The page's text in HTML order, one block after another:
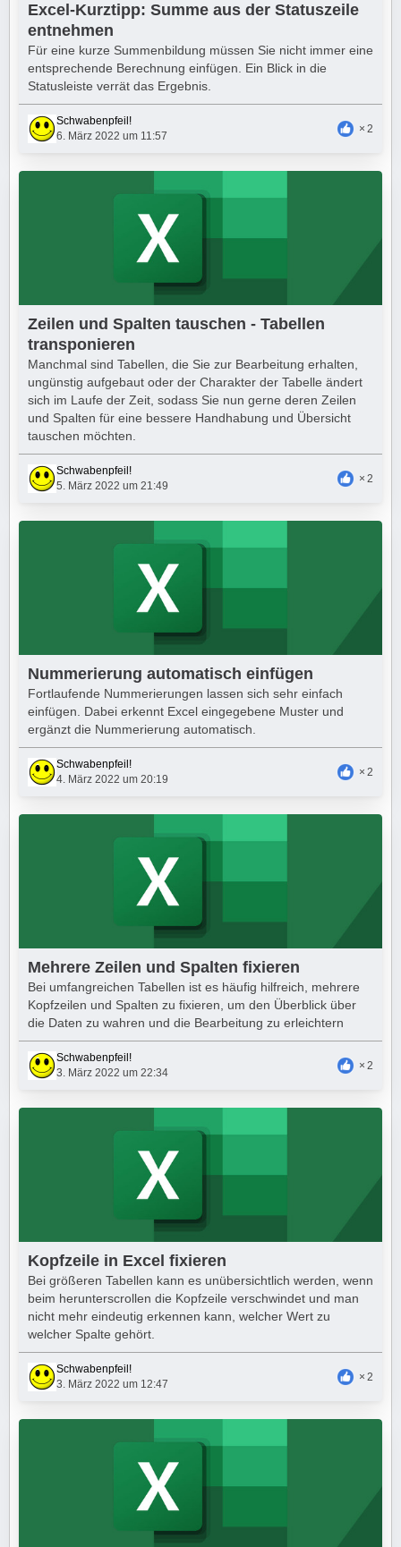
Excel-Kurztipp: Summe aus der Statuszeile
entnehmen
Für eine kurze Summenbildung müssen Sie nicht immer eine
entsprechende Berechnung einfügen. Ein Blick in die
Statusleiste verrät das Ergebnis.
Schwabenpfeil!
6. März 2022 um 11:57
2
Zeilen und Spalten tauschen - Tabellen
transponieren
Manchmal sind Tabellen, die Sie zur Bearbeitung erhalten,
ungünstig aufgebaut oder der Charakter der Tabelle ändert
sich im Laufe der Zeit, sodass Sie nun gerne deren Zeilen
und Spalten für eine bessere Handhabung und Übersicht
tauschen möchten.
Schwabenpfeil!
5. März 2022 um 21:49
2
Nummerierung automatisch einfügen
Fortlaufende Nummerierungen lassen sich sehr einfach
einfügen. Dabei erkennt Excel eingegebene Muster und
ergänzt die Nummerierung automatisch.
Schwabenpfeil!
4. März 2022 um 20:19
2
Mehrere Zeilen und Spalten fixieren
Bei umfangreichen Tabellen ist es häufig hilfreich, mehrere
Kopfzeilen und Spalten zu fixieren, um den Überblick über
die Daten zu wahren und die Bearbeitung zu erleichtern
Schwabenpfeil!
3. März 2022 um 22:34
2
Kopfzeile in Excel fixieren
Bei größeren Tabellen kann es unübersichtlich werden, wenn
beim herunterscrollen ​die Kopfzeile verschwindet und man
nicht mehr eindeutig erkennen kann, welcher Wert zu
welcher Spalte gehört.
Schwabenpfeil!
3. März 2022 um 12:47
2